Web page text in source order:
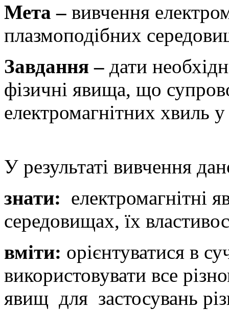
Мета – вивчення
плазмоподібних
Завдання – дати
фізичні явища, що
електромагнітних хвиль
У результаті вивчення
знати: електромагнітні
середовищах, їх
вміти: орієнтуватися в
використовувати все
явищ для застосувань